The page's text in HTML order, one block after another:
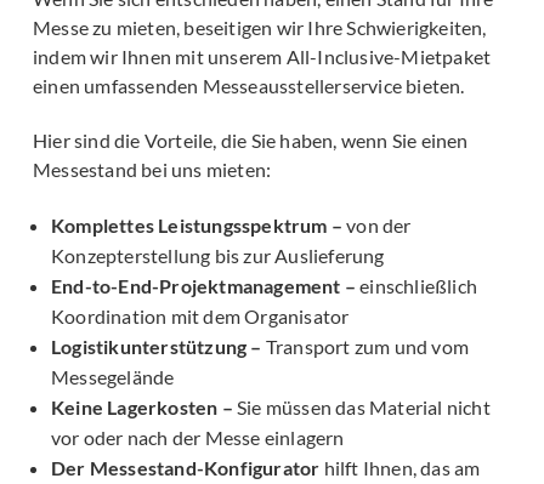
Messe zu mieten, beseitigen wir Ihre Schwierigkeiten,
indem wir Ihnen mit unserem All-Inclusive-Mietpaket
einen umfassenden Messeausstellerservice bieten.
Hier sind die Vorteile, die Sie haben, wenn Sie einen
Messestand bei uns mieten:
Komplettes Leistungsspektrum – von der
Konzepterstellung bis zur Auslieferung
End-to-End-Projektmanagement – einschließlich
Koordination mit dem Organisator
Logistikunterstützung – Transport zum und vom
Messegelände
Keine Lagerkosten – Sie müssen das Material nicht
vor oder nach der Messe einlagern
Der Messestand-Konfigurator hilft Ihnen, das am